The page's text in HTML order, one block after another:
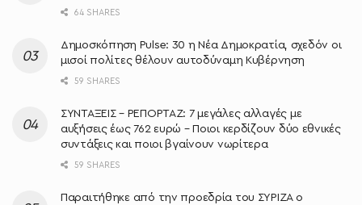
64 SHARES
Δημοσκόπηση Pulse: 30 η Νέα Δημοκρατία, σχεδόν οι
μισοί πολίτες θέλουν αυτοδύναμη Κυβέρνηση
59 SHARES
ΣΥΝΤΑΞΕΙΣ – ΡΕΠΟΡΤΑΖ: 7 μεγάλες αλλαγές με
αυξήσεις έως 762 ευρώ – Ποιοι κερδίζουν δύο εθνικές
συντάξεις και ποιοι βγαίνουν νωρίτερα
59 SHARES
Παραιτήθηκε από την προεδρία του ΣΥΡΙΖΑ ο